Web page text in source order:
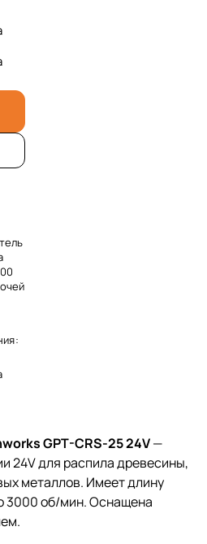
:
GPT-CRS-25 24V—
24V для распила древесины,
металлов. Имеет длину
3000 об/мин. Оснащена